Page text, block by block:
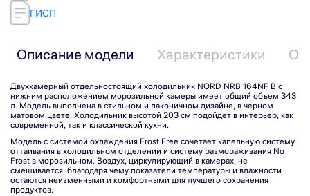
ГИСП
Описание модели Характеристики
Двухкамерный отдельностоящий холодильник NORD NRB 164NF B с
нижним расположением морозильной камеры имеет общий объем 343
л. Модель выполнена в стильном и лаконичном дизайне, в черном
матовом цвете. Холодильник высотой 203 см подойдет в интерьер, как
современной, так и классической кухни.
Модель с системой охлаждения Frost Free сочетает капельную систему
оттаивания в холодильном отделении и систему размораживания No
Frost в морозильном. Воздух, циркулирующий в камерах, не
смешивается, благодаря чему показатели температуры и влажности
остаются неизменными и комфортными для лучшего сохранения
продуктов.Подпишитесь на рассылку